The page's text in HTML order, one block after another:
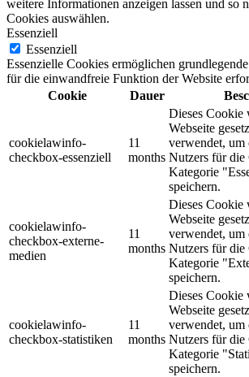
weitere Informationen anzeigen lassen und so
Cookies auswählen.
Essenziell
Essenziell
Essenzielle Cookies ermöglichen
für die einwandfreie Funktion der Website
Cookie
Dauer
cookielawinfo-
checkbox-essenziell
11
months
Dieses Cookie
Webseite
verwendet, um
Nutzers für die
Kategorie
speichern.
cookielawinfo-
checkbox-externe-
medien
11
months
Dieses Cookie
Webseite
verwendet, um
Nutzers für die
Kategorie
speichern.
cookielawinfo-
checkbox-statistiken
11
months
Dieses Cookie
Webseite
verwendet, um
Nutzers für die
Kategorie
speichern.